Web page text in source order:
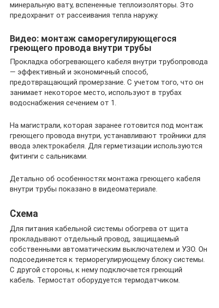
минеральную вату, вспененные теплоизоляторы. Это
предохранит от рассеивания тепла наружу.
Видео: монтаж саморегулирующегося
греющего провода внутри трубы
Прокладка обогревающего кабеля внутри трубопровода
— эффективный и экономичный способ,
предотвращающий промерзание. С учетом того, что он
занимает некоторое место, используют в трубах
водоснабжения сечением от 1.
На магистрали, которая заранее готовится под монтаж
греющего провода внутри, устанавливают тройники для
ввода электрокабеля. Для герметизации используются
фитинги с сальниками.
Детально об особенностях монтажа греющего кабеля
внутри трубы показано в видеоматериале.
Схема
Для питания кабельной системы обогрева от щита
прокладывают отдельный провод, защищаемый
собственными автоматическим выключателем и УЗО. Он
подсоединяется к терморегулирующему блоку системы.
С другой стороны, к нему подключается греющий
кабель. Термостат оборудуется термодатчиком.